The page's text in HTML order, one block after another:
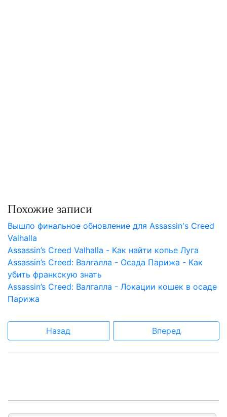
Похожие записи
Вышло финальное обновление для Assassin's Creed
Valhalla
Assassin’s Creed Valhalla - Как найти копье Луга
Assassin’s Creed: Валгалла - Осада Парижа - Как
убить франкскую знать
Assassin’s Creed: Валгалла - Локации кошек в осаде
Парижа
Назад Вперед